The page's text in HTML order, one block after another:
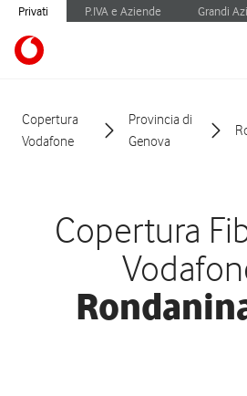
Privati P.IVA e Aziende Grandi
Copertura
Vodafone
Provincia di
Genova
Copertura